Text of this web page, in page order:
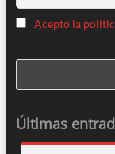
Acepto la
Últimas